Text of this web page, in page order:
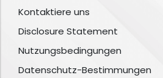
Kontaktiere uns
Disclosure Statement
Nutzungsbedingungen
Datenschutz-Bestimmungen